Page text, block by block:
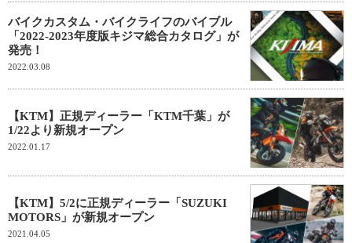
バイクカスタム・バイクライフのバイブル
「2022-2023年度版キジマ総合カタログ」が
発売！
2022.03.08
【KTM】正規ディーラー「KTM千葉」が
1/22より新規オープン
2022.01.17
【KTM】5/2に正規ディーラー「SUZUKI
MOTORS」が新規オープン
2021.04.05